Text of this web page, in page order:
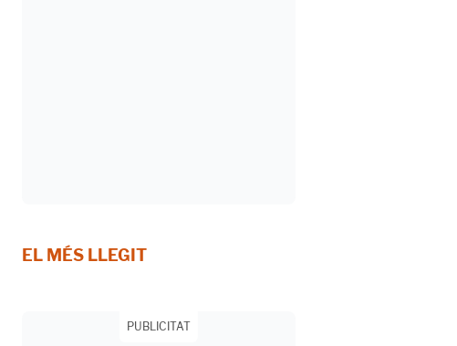
EL MÉS LLEGIT
PUBLICITAT